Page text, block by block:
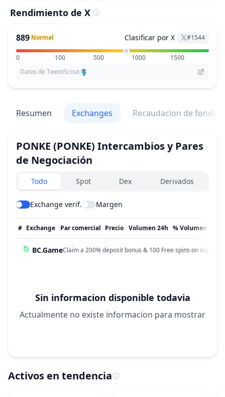
Rendimiento de X
889 Normal Clasificar por X #1544
0 100 500 1000
1500
Datos de TweetScout
Resumen Exchanges Recaudacion de fondos
PONKE (PONKE) Intercambios y Pares
de Negociación
Exchanges type
Todo Spot Dex Derivados
Exchange verif. Margen
# Exchange Par comercial Precio Volumen 24h % Volumen
BC.GameClaim a 200% deposit bonus & 100 Free spins on sign up!
Sin informacion disponible todavia
Actualmente no existe informacion para mostrar
Activos en tendencia